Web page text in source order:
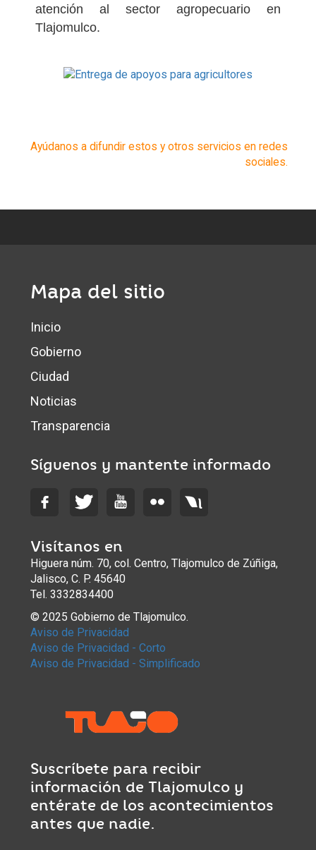
atención al sector agropecuario en
Tlajomulco.
Ayúdanos a difundir estos y otros servicios en redes
sociales.
Mapa del sitio
Inicio
Gobierno
Ciudad
Noticias
Transparencia
Síguenos y mantente informado
Visítanos en
Higuera núm. 70, col. Centro, Tlajomulco de Zúñiga,
Jalisco, C. P. 45640
Tel. 3332834400
© 2025 Gobierno de Tlajomulco.
Aviso de Privacidad
Aviso de Privacidad - Corto
Aviso de Privacidad - Simplificado
Suscríbete para recibir
información de Tlajomulco y
entérate de los acontecimientos
antes que nadie.